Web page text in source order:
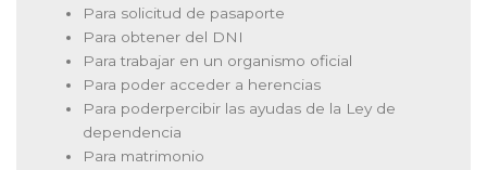
Para solicitud de pasaporte
Para obtener del DNI
Para trabajar en un organismo oficial
Para poder acceder a herencias
Para poderpercibir las ayudas de la Ley de
dependencia
Para matrimonio